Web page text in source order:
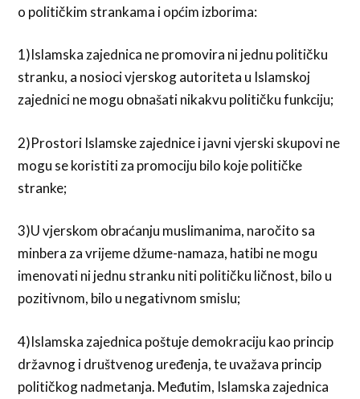
o političkim strankama i općim izborima:
1)Islamska zajednica ne promovira ni jednu političku
stranku, a nosioci vjerskog autoriteta u Islamskoj
zajednici ne mogu obnašati nikakvu političku funkciju;
2)Prostori Islamske zajednice i javni vjerski skupovi ne
mogu se koristiti za promociju bilo koje političke
stranke;
3)U vjerskom obraćanju muslimanima, naročito sa
minbera za vrijeme džume-namaza, hatibi ne mogu
imenovati ni jednu stranku niti političku ličnost, bilo u
pozitivnom, bilo u negativnom smislu;
4)Islamska zajednica poštuje demokraciju kao princip
državnog i društvenog uređenja, te uvažava princip
političkog nadmetanja. Međutim, Islamska zajednica